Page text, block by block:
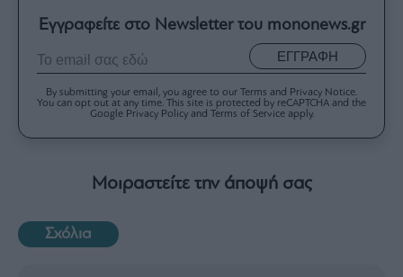
Εγγραφείτε στο Newsletter του mononews.gr
ΕΓΓΡΑΦΗ
By submitting your email, you agree to our Terms and Privacy Notice.
You can opt out at any time. This site is protected by reCAPTCHA and the
Google Privacy Policy and Terms of Service apply.
Μοιραστείτε την άποψή σας
Σχόλια